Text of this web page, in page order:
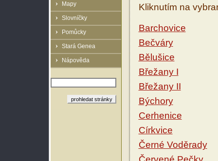
Mapy
Slovníčky
Pomůcky
Stará Genea
Nápověda
Kliknutím na
Barchovice
Bečváry
Bělušice
Břežany I
Břežany II
Býchory
Cerhenice
Církvice
Černé Voděrady